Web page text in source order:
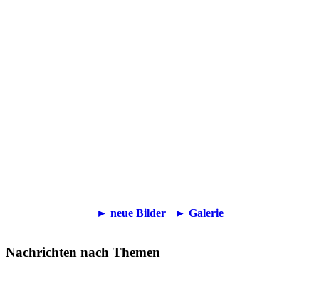
► neue Bilder ► Galerie
Nachrichten nach Themen